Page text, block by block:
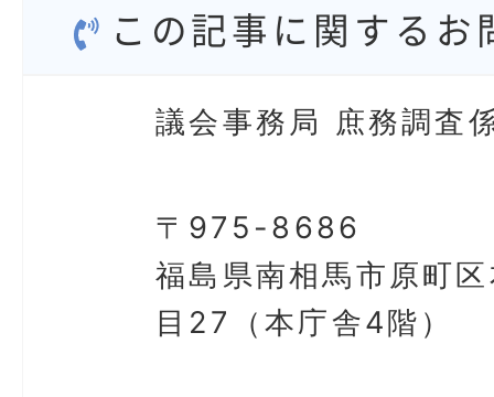
この記事に関するお
議会事務局 庶務調査
〒975-8686
福島県南相馬市原町
目27（本庁舎4階）